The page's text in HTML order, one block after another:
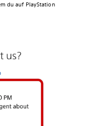
du auf PlayStation